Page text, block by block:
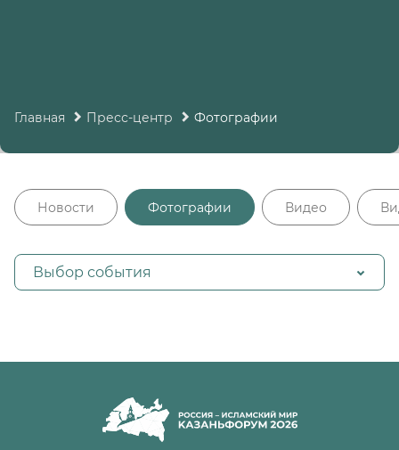
Главная Пресс-центр Фотографии
Новости Фотографии Видео
Выбор события